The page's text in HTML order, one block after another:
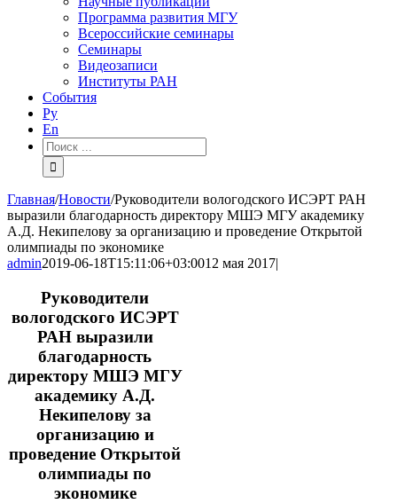
Программа развития МГУ
Всероссийские семинары
Семинары
Видеозаписи
Институты РАН
События
Ру
En
Результат
поиска:
Главная/Новости/Руководители вологодского ИСЭРТ РАН
выразили благодарность директору МШЭ МГУ академику
А.Д. Некипелову за организацию и проведение Открытой
олимпиады по экономике
admin2019-06-18T15:11:06+03:0012 мая 2017|
Руководители
вологодского ИСЭРТ
РАН выразили
благодарность
директору МШЭ МГУ
академику А.Д.
Некипелову за
организацию и
проведение Открытой
олимпиады по
экономике